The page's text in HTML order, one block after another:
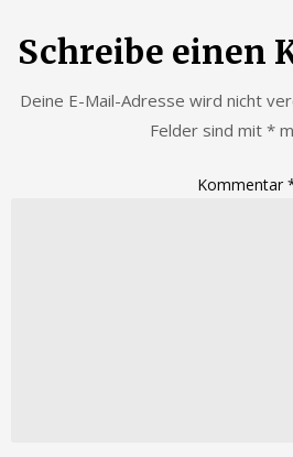
Schreibe einen
Deine E-Mail-Adresse wird nicht
Felder sind mit *
Kommentar